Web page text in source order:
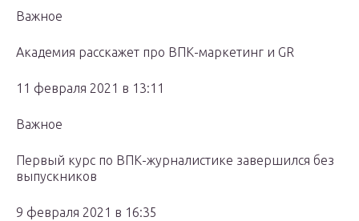
Важное
Академия расскажет про ВПК-маркетинг и GR
11 февраля 2021 в 13:11
Важное
Первый курс по ВПК-журналистике завершился без
выпускников
9 февраля 2021 в 16:35